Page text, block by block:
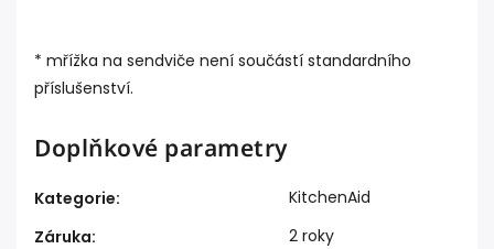
* mřížka na sendviče není součástí standardního
příslušenství.
Doplňkové parametry
Kategorie:
KitchenAid
Záruka:
2 roky